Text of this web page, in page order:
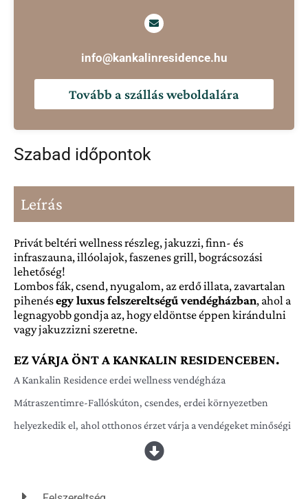
Leírás
Privát beltéri wellness részleg, jakuzzi, finn- és
infraszauna, illóolajok, faszenes grill, bográcsozási
lehetőség!
Lombos fák, csend, nyugalom, az erdő illata, zavartalan
pihenésegy luxus felszereltségű vendégházban, ahol a
legnagyobb gondja az, hogy eldöntse éppen kirándulni
vagy jakuzzizni szeretne.
EZ VÁRJA ÖNT A KANKALIN RESIDENCEBEN.
A Kankalin Residence erdei wellness vendégháza
Mátraszentimre-Fallóskúton, csendes, erdei környezetben
helyezkedik el, ahol otthonos érzet várja a vendégeket minőségi
környezetben. Foglaljon helyet az erdőre nyíló teraszon
Ha hűvösebb lenne az idő, akkor várja Önt a tágas nappali, és a
info@kankalinresidence.hu
Tovább a szállás weboldalára
Szabad időpontok